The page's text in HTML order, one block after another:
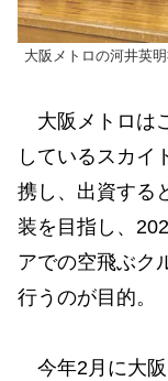
大阪メトロの河井英
大阪メトロは
しているスカイ
携し、出資する
装を目指し、
アでの空飛ぶク
行うのが目的。
今年2月に大阪